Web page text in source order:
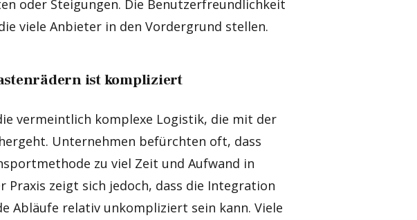
oder Steigungen. Die Benutzerfreundlichkeit
viele Anbieter in den Vordergrund stellen.
ist kompliziert
vermeintlich komplexe Logistik, die mit der
Unternehmen befürchten oft, dass
zu viel Zeit und Aufwand in
Praxis zeigt sich jedoch, dass die Integration
Abläufe relativ unkompliziert sein kann. Viele